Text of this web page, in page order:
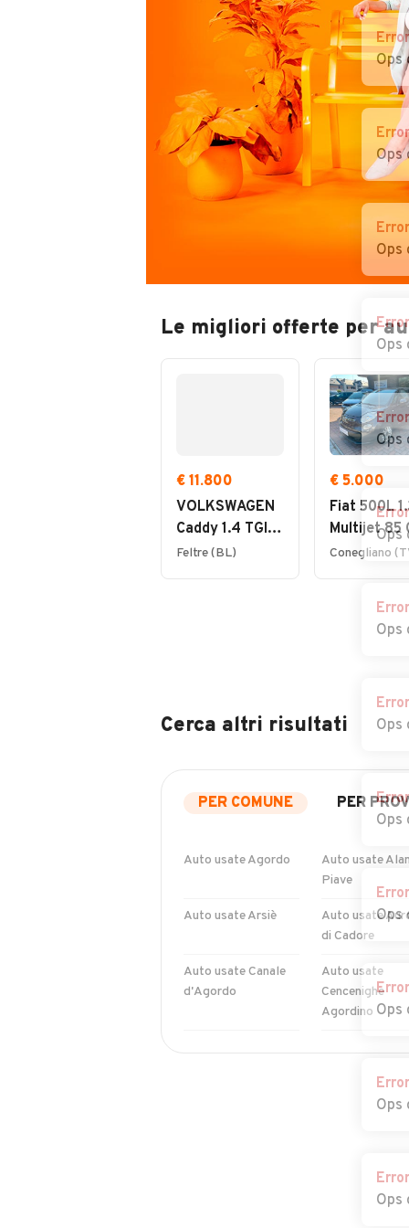
Le migliori offerte per
€ 11.800
VOLKSWAGEN
Caddy 1.4 TGI
Furgone
Feltre (BL)
€ 5.000
Fiat 500L
Multijet 85
Lounge
Conegliano
Cerca altri risultati
PER COMUNE PER
Auto usate Agordo
Auto usate
Piave
Auto usate Arsiè
Auto usate
di Cadore
Auto usate Canale
d'Agordo
Auto usate
Cencenighe
Agordino
Auto usate Cibiana
Auto usate
Auto usate
Auto usate La
Error
Ops
Error
Ops
Error
Ops
Error
Ops
Error
Ops
Error
Ops
Error
Ops
Error
Ops
Error
Ops
Error
Ops
Error
Ops
Error
Ops
Error
Ops